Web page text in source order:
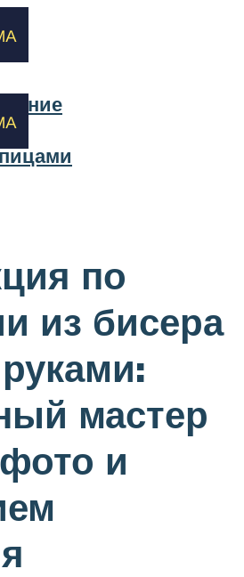
по
из бисера
мастер
и